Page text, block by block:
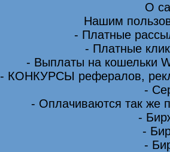
О
Нашим
- Платные
- Платные
- Выплаты на кошельки
- КОНКУРСЫ рефералов,
-
- Оплачиваются так же
-
-
-